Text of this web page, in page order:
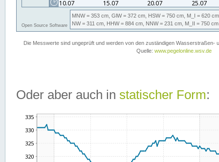
Oder aber auch in statischer Form: